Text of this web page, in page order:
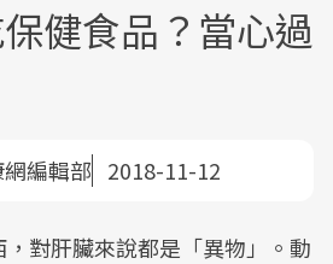
健食品？當心過
編輯部 2018-11-12
對肝臟來說都是「異物」。動